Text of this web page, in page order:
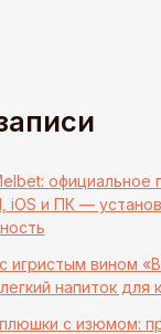
официальное
iOS и ПК —
игристым вином
напиток для
с изюмом: